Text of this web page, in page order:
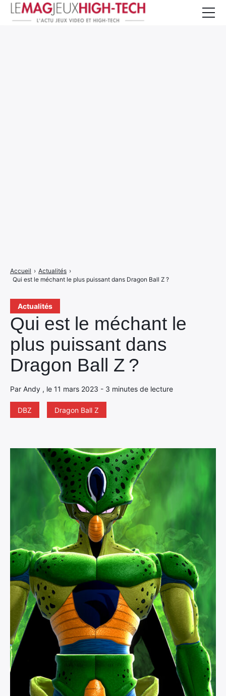
Actualités
Qui est le méchant le
plus puissant dans
Dragon Ball Z ?
Par Andy , le 11 mars 2023 - 3 minutes de lecture
DBZ Dragon Ball Z
Accueil › Actualités ›
Qui est le méchant le plus puissant dans Dragon Ball Z ?